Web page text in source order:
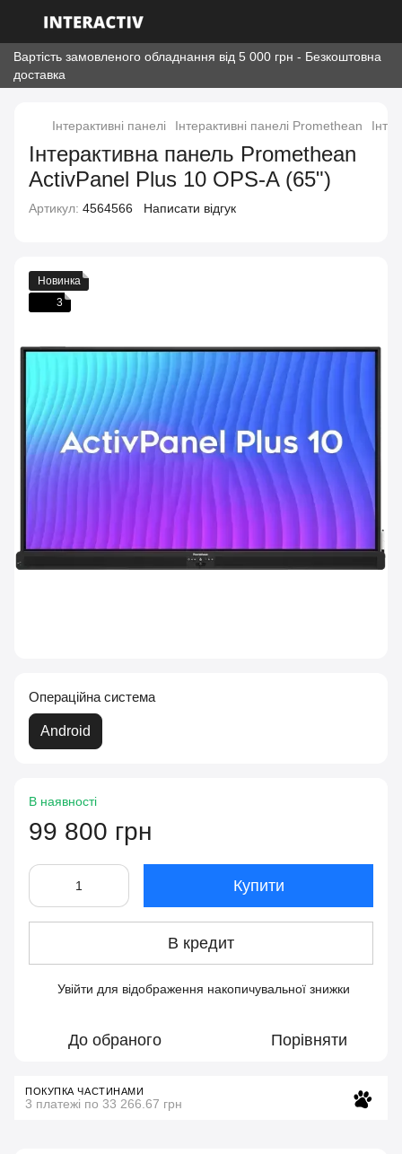
Вартість замовленого обладнання від 5 000 грн - Безкоштовна
доставка
Інтерактивні панелі Інтерактивні панелі Promethean
Інтерактивна панель Promethean
ActivPanel Plus 10 OPS-A (65")
Артикул: 4564566 Написати відгук
Новинка
3
Операційна система
Android
В наявності
99 800 грн
Купити
В кредит
Увійти для відображення накопичувальної знижки
До обраного Порівняти
ПОКУПКА ЧАСТИНАМИ
3 платежі по 33 266.67 грн